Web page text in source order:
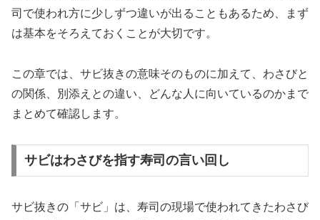
司で使われ方に少しずつ違いが出ることもあるため、まず
は基本をそろえておくことが大切です。
この章では、サビ抜きの意味そのものに加えて、わさびと
の関係、別添えとの違い、どんな人に向いているのかまで
まとめて確認します。
サビはわさびを指す寿司の言い回し
サビ抜きの「サビ」は、寿司の現場で使われてきたわさび